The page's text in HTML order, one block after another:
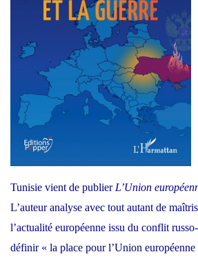
Tunisie vient de publier L’Union
L’auteur analyse avec tout autant de
l’actualité européenne issu du conflit
définir « la place pour l’Union européenne